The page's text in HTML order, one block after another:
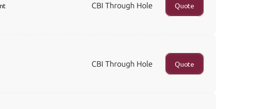
CBI Through Hole Quote
CBI Through Hole Quote